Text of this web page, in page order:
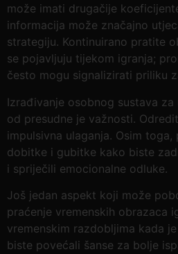
može imati drugačije
informacija može značajno
strategiju. Kontinuirano pratite
se pojavljuju tijekom igranja;
često mogu signalizirati priliku
Izrađivanje osobnog sustava
od presudne je važnosti.
impulsivna ulaganja. Osim
dobitke i gubitke kako biste
i spriječili emocionalne odluke.
Još jedan aspekt koji može
praćenje vremenskih obrazaca
vremenskim razdobljima kada
biste povećali šanse za bolje